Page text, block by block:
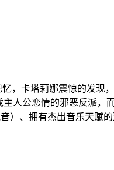
，卡塔莉娜震惊的发现
人公恋情的邪恶反派，
、拥有杰出音乐天赋